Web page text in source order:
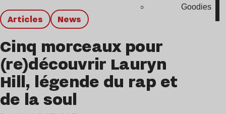
Goodies
Articles news
Cinq morceaux pour
(re)découvrir Lauryn
Hill, légende du rap et
de la soul